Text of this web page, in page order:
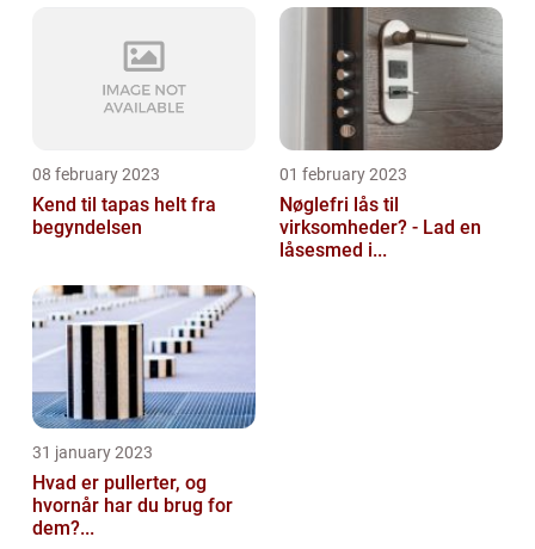
08 february 2023
Kend til tapas helt fra
begyndelsen
01 february 2023
Nøglefri lås til
virksomheder? - Lad en
låsesmed i...
31 january 2023
Hvad er pullerter, og
hvornår har du brug for
dem?...